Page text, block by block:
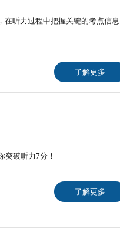
在听力过程中把握关键的考点信息
了解更多
突破听力7分！
了解更多